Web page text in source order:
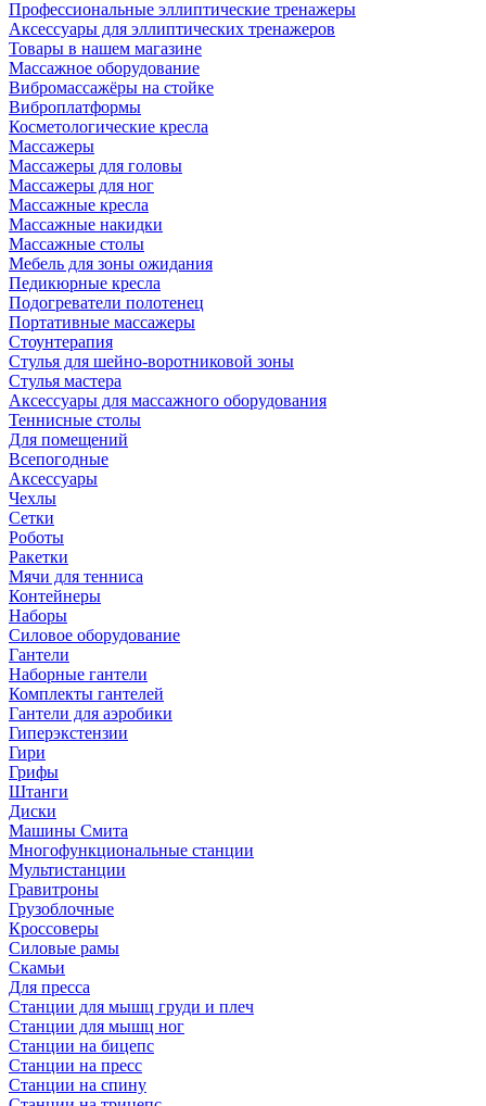
Профессиональные эллиптические тренажеры
Аксессуары для эллиптических тренажеров
Товары в нашем магазине
Массажное оборудование
Вибромассажёры на стойке
Виброплатформы
Косметологические кресла
Массажеры
Массажеры для головы
Массажеры для ног
Массажные кресла
Массажные накидки
Массажные столы
Мебель для зоны ожидания
Педикюрные кресла
Подогреватели полотенец
Портативные массажеры
Стоунтерапия
Стулья для шейно-воротниковой зоны
Стулья мастера
Аксессуары для массажного оборудования
Теннисные столы
Для помещений
Всепогодные
Аксессуары
Чехлы
Сетки
Роботы
Ракетки
Мячи для тенниса
Контейнеры
Наборы
Силовое оборудование
Гантели
Наборные гантели
Комплекты гантелей
Гантели для аэробики
Гиперэкстензии
Гири
Грифы
Штанги
Диски
Машины Смита
Многофункциональные станции
Мультистанции
Гравитроны
Грузоблочные
Кроссоверы
Силовые рамы
Скамьи
Для пресса
Станции для мышц груди и плеч
Станции для мышц ног
Станции на бицепс
Станции на пресс
Станции на спину